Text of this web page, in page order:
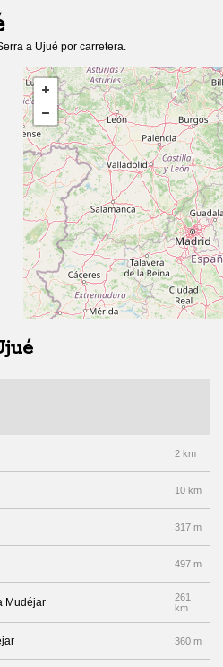
a Ujué por carretera.
2 km
10 km
317 m
497 m
Mudéjar
261
km
360 m